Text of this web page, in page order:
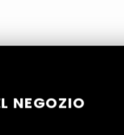
NEGOZIO